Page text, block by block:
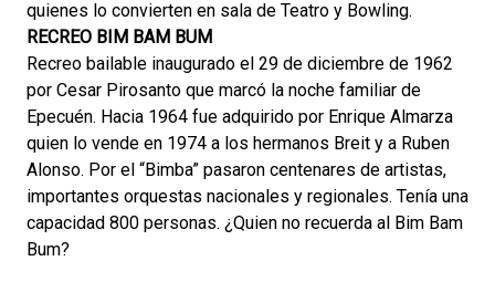
quienes lo convierten en sala de Teatro y Bowling.
RECREO BIM BAM BUM
Recreo bailable inaugurado el 29 de diciembre de 1962
por Cesar Pirosanto que marcó la noche familiar de
Epecuén. Hacia 1964 fue adquirido por Enrique Almarza
quien lo vende en 1974 a los hermanos Breit y a Ruben
Alonso. Por el “Bimba” pasaron centenares de artistas,
importantes orquestas nacionales y regionales. Tenía una
capacidad 800 personas. ¿Quien no recuerda al Bim Bam
Bum?